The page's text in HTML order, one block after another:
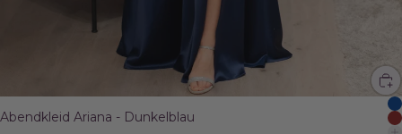
Abendkleid Ariana - Dunkelblau